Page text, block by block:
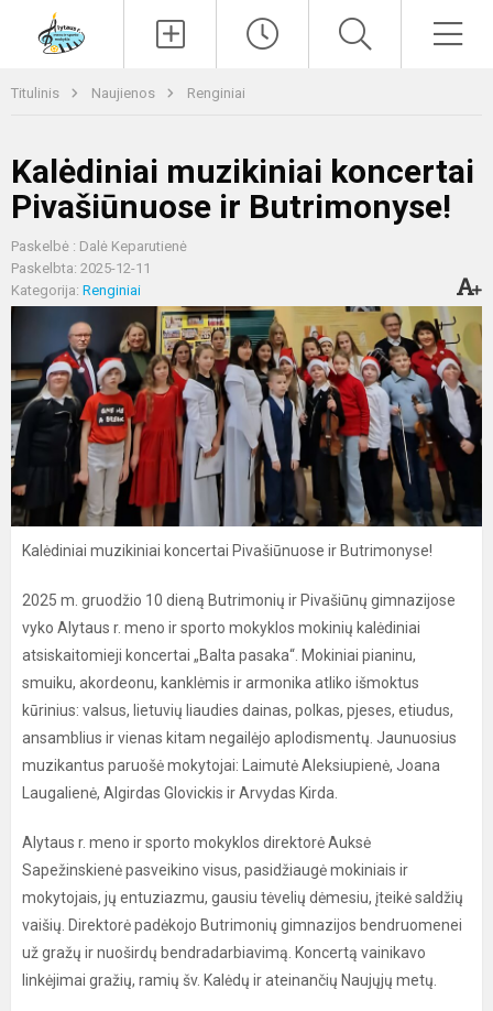
Titulinis Naujienos Renginiai
Kalėdiniai muzikiniai koncertai
Pivašiūnuose ir Butrimonyse!
Paskelbė : Dalė Keparutienė
Paskelbta: 2025-12-11
Kategorija: Renginiai
Kalėdiniai muzikiniai koncertai Pivašiūnuose ir Butrimonyse!
2025 m. gruodžio 10 dieną Butrimonių ir Pivašiūnų gimnazijose
vyko Alytaus r. meno ir sporto mokyklos mokinių kalėdiniai
atsiskaitomieji koncertai „Balta pasaka“. Mokiniai pianinu,
smuiku, akordeonu, kanklėmis ir armonika atliko išmoktus
kūrinius: valsus, lietuvių liaudies dainas, polkas, pjeses, etiudus,
ansamblius ir vienas kitam negailėjo aplodismentų. Jaunuosius
muzikantus paruošė mokytojai: Laimutė Aleksiupienė, Joana
Laugalienė, Algirdas Glovickis ir Arvydas Kirda.
Alytaus r. meno ir sporto mokyklos direktorė Auksė
Sapežinskienė pasveikino visus, pasidžiaugė mokiniais ir
mokytojais, jų entuziazmu, gausiu tėvelių dėmesiu, įteikė saldžių
vaišių. Direktorė padėkojo Butrimonių gimnazijos bendruomenei
už gražų ir nuoširdų bendradarbiavimą. Koncertą vainikavo
linkėjimai gražių, ramių šv. Kalėdų ir ateinančių Naujųjų metų.